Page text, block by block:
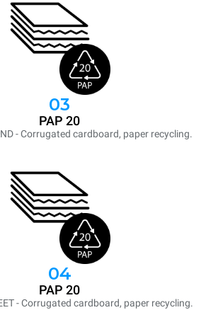
03
PAP 20
- Corrugated cardboard, paper recycling.
04
PAP 20
- Corrugated cardboard, paper recycling.